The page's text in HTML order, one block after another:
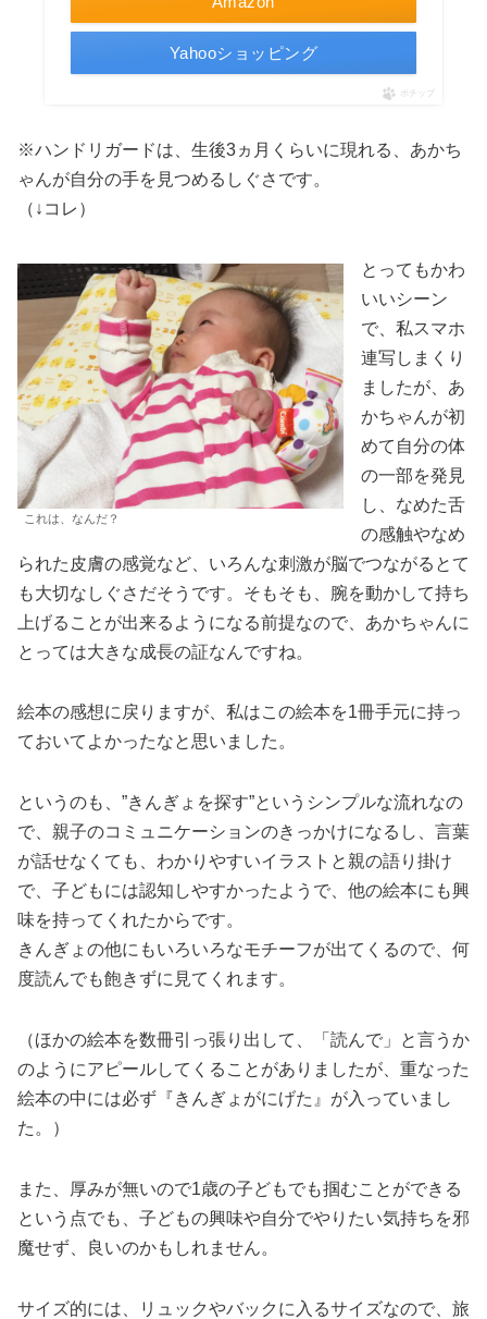
Yahooショッピング
ポチップ
※ハンドリガードは、生後3ヵ月くらいに現れる、あかち
ゃんが自分の手を見つめるしぐさです。
（↓コレ）
これは、なんだ？
とってもかわ
いいシーン
で、私スマホ
連写しまくり
ましたが、あ
かちゃんが初
めて自分の体
の一部を発見
し、なめた舌
の感触やなめ
られた皮膚の感覚など、いろんな刺激が脳でつながるとて
も大切なしぐさだそうです。そもそも、腕を動かして持ち
上げることが出来るようになる前提なので、あかちゃんに
とっては大きな成長の証なんですね。
絵本の感想に戻りますが、私はこの絵本を1冊手元に持っ
ておいてよかったなと思いました。
というのも、”きんぎょを探す”というシンプルな流れなの
で、親子のコミュニケーションのきっかけになるし、言葉
が話せなくても、わかりやすいイラストと親の語り掛け
で、子どもには認知しやすかったようで、他の絵本にも興
味を持ってくれたからです。
きんぎょの他にもいろいろなモチーフが出てくるので、何
度読んでも飽きずに見てくれます。
（ほかの絵本を数冊引っ張り出して、「読んで」と言うか
のようにアピールしてくることがありましたが、重なった
絵本の中には必ず『きんぎょがにげた』が入っていまし
た。）
また、厚みが無いので1歳の子どもでも掴むことができる
という点でも、子どもの興味や自分でやりたい気持ちを邪
魔せず、良いのかもしれません。
サイズ的には、リュックやバックに入るサイズなので、旅